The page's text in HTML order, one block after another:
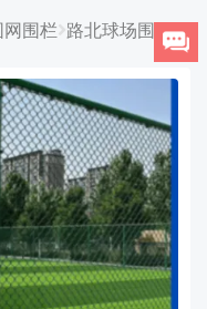
围栏 路北球场围栏网
日本語